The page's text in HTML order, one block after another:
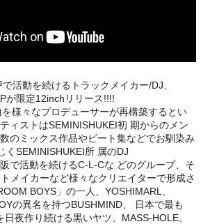
活動を続けるトラックメイカー/DJ、
が限定12inchリリース!!!!
様々なプロデューサーが再構築するとい
ィストはSEMINISHUKEI初 期からのメン
のミックス作品やビート集などでお馴染み
くSEMINISHUKEI所 属のDJ
で活動を続けるC-L-Cな どのグループ、そ
メイカーなど様々なクリエイターで形成さ
BOYS」の一人、YOSHIMARL、
の異名を持つBUSHMIND、 日本で最も
夜作り続ける黒いヤツ、MASS-HOLE。